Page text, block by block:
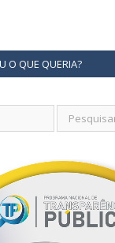
O QUE QUERIA?